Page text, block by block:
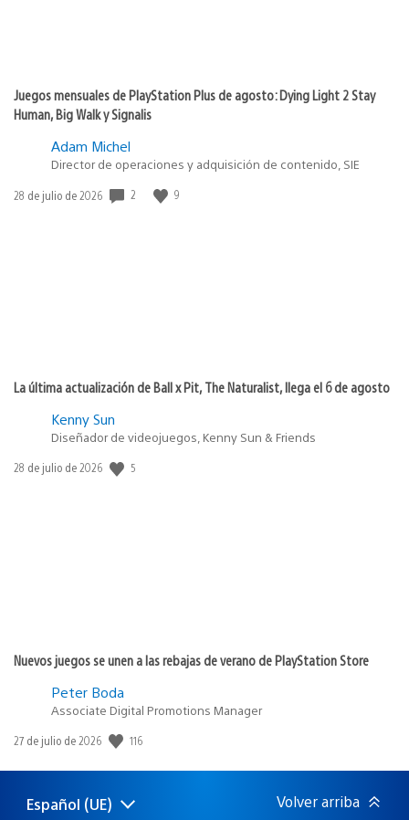
Juegos mensuales de PlayStation Plus de agosto: Dying Light 2 Stay
Human, Big Walk y Signalis
Adam Michel
Director de operaciones y adquisición de contenido, SIE
Fecha
28 de julio de 2026 2 9
La última actualización de Ball x Pit, The Naturalist, llega el 6 de agosto
Kenny Sun
Diseñador de videojuegos, Kenny Sun & Friends
Fecha
28 de julio de 2026 5
Nuevos juegos se unen a las rebajas de verano de PlayStation Store
Peter Boda
Associate Digital Promotions Manager
Fecha
publicación:
27 de julio de 2026 116
Selecciona
Región
Español (UE) Volver arriba